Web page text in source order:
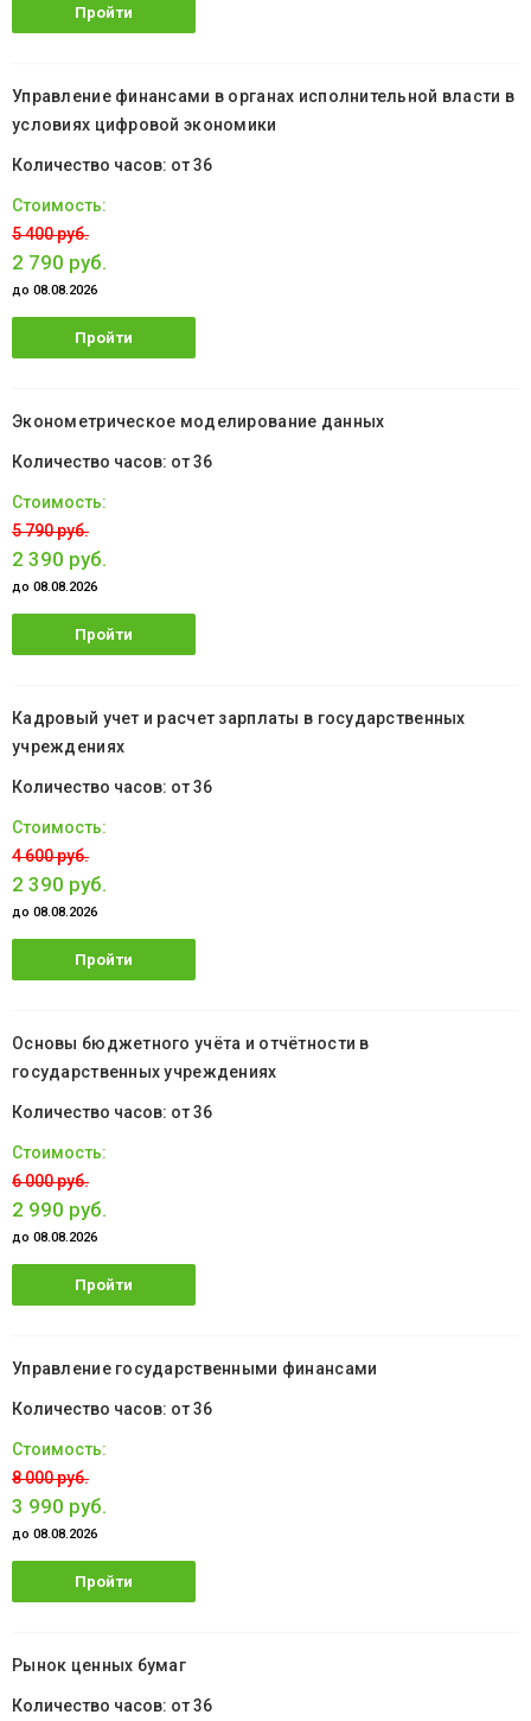
Пройти
Управление финансами в органах исполнительной власти в
условиях цифровой экономики
от 36
5 400 руб.
2 790 руб.
до 08.08.2026
Пройти
Эконометрическое моделирование данных
от 36
5 790 руб.
2 390 руб.
до 08.08.2026
Пройти
Кадровый учет и расчет зарплаты в государственных
учреждениях
от 36
4 600 руб.
2 390 руб.
до 08.08.2026
Пройти
Основы бюджетного учёта и отчётности в
государственных учреждениях
от 36
6 000 руб.
2 990 руб.
до 08.08.2026
Пройти
Управление государственными финансами
от 36
8 000 руб.
3 990 руб.
до 08.08.2026
Пройти
Рынок ценных бумаг
от 36